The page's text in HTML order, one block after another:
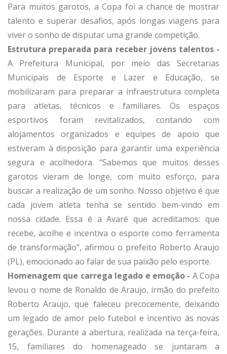
Para muitos garotos, a Copa foi a chance de mostrar
talento e superar desafios, após longas viagens para
viver o sonho de disputar uma grande competição.
Estrutura preparada para receber jovens talentos -
A Prefeitura Municipal, por meio das Secretarias
Municipais de Esporte e Lazer e Educação, se
mobilizaram para preparar a infraestrutura completa
para atletas, técnicos e familiares. Os espaços
esportivos foram revitalizados, contando com
alojamentos organizados e equipes de apoio que
estiveram à disposição para garantir uma experiência
segura e acolhedora. “Sabemos que muitos desses
garotos vieram de longe, com muito esforço, para
buscar a realização de um sonho. Nosso objetivo é que
cada jovem atleta tenha se sentido bem-vindo em
nossa cidade. Essa é a Avaré que acreditamos: que
recebe, acolhe e incentiva o esporte como ferramenta
de transformação”, afirmou o prefeito Roberto Araujo
(PL), emocionado ao falar de sua paixão pelo esporte.
Homenagem que carrega legado e emoção - A Copa
levou o nome de Ronaldo de Araujo, irmão do prefeito
Roberto Araujo, que faleceu precocemente, deixando
um legado de amor pelo futebol e incentivo às novas
gerações. Durante a abertura, realizada na terça-feira,
15, familiares do homenageado se juntaram a